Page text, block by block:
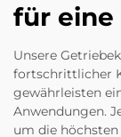
für eine
Unsere
fortschrittlicher
gewährleisten
Anwendungen.
um die